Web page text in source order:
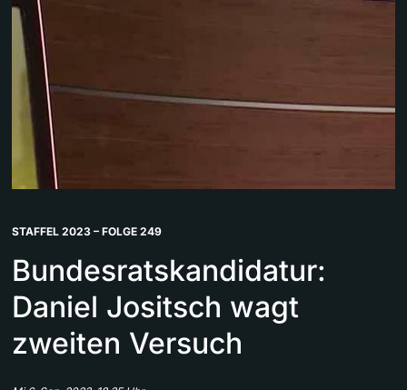
STAFFEL 2023 – FOLGE 249
Bundesratskandidatur:
Daniel Jositsch wagt
zweiten Versuch